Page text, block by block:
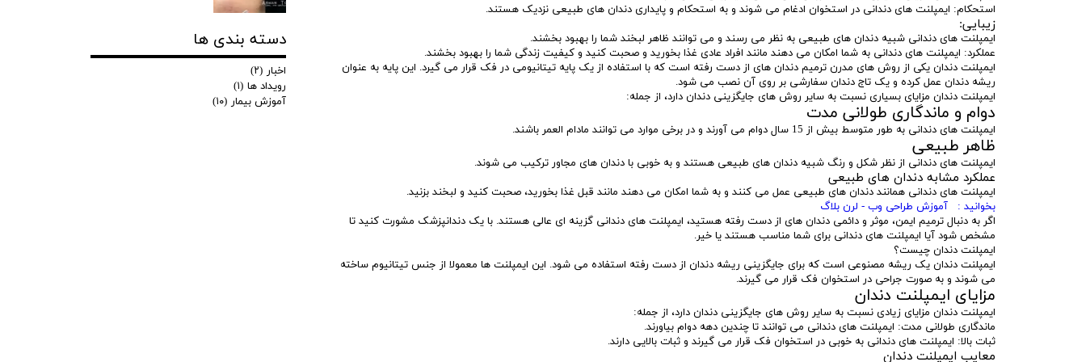
استحکام: ایمپلنت های دندانی در استخوان ادغام می شوند و به استحکام و پایداری دندان های طبیعی نزدیک هستند.
زیبایی:
ایمپلنت های دندانی شبیه دندان های طبیعی به نظر می رسند و می توانند ظاهر لبخند شما را بهبود بخشند.
عملکرد: ایمپلنت های دندانی به شما امکان می دهند مانند افراد عادی غذا بخورید و صحبت کنید و کیفیت زندگی شما را بهبود بخشند.
ایمپلنت دندان یکی از روش های مدرن ترمیم دندان های از دست رفته است که با استفاده از یک پایه تیتانیومی در فک قرار می گیرد. این پایه به عنوان
ریشه دندان عمل کرده و یک تاج دندان سفارشی بر روی آن نصب می شود.
ایمپلنت دندان مزایای بسیاری نسبت به سایر روش های جایگزینی دندان دارد، از جمله:
دوام و ماندگاری طولانی مدت
ایمپلنت های دندانی به طور متوسط بیش از 15 سال دوام می آورند و در برخی موارد می توانند مادام العمر باشند.
ظاهر طبیعی
ایمپلنت های دندانی از نظر شکل و رنگ شبیه دندان های طبیعی هستند و به خوبی با دندان های مجاور ترکیب می شوند.
عملکرد مشابه دندان های طبیعی
ایمپلنت های دندانی همانند دندان های طبیعی عمل می کنند و به شما امکان می دهند مانند قبل غذا بخورید، صحبت کنید و لبخند بزنید.
بخوانید : آموزش طراحی وب - لرن بلاگ
اگر به دنبال ترمیم ایمن، موثر و دائمی دندان های از دست رفته هستید، ایمپلنت های دندانی گزینه ای عالی هستند. با یک دندانپزشک مشورت کنید تا
مشخص شود آیا ایمپلنت های دندانی برای شما مناسب هستند یا خیر.
ایمپلنت دندان چیست؟
ایمپلنت دندان یک ریشه مصنوعی است که برای جایگزینی ریشه دندان از دست رفته استفاده می شود. این ایمپلنت ها معمولا از جنس تیتانیوم ساخته
می شوند و به صورت جراحی در استخوان فک قرار می گیرند.
مزایای ایمپلنت دندان
ایمپلنت دندان مزایای زیادی نسبت به سایر روش های جایگزینی دندان دارد، از جمله:
ماندگاری طولانی مدت: ایمپلنت های دندانی می توانند تا چندین دهه دوام بیاورند.
ثبات بالا: ایمپلنت های دندانی به خوبی در استخوان فک قرار می گیرند و ثبات بالایی دارند.
معایب ایمپلنت دندان
دسته بندی ها
اخبار (۲)
رویداد ها (۱)
آموزش بیمار (۱۰)